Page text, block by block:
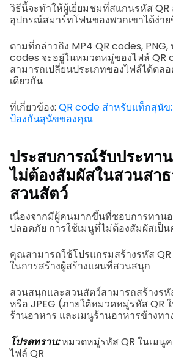
วิธีนี้จะทำให้ผู้เยี่ยมชมที่สแกนรหัส QR
อุปกรณ์สมาร์ทโฟนของพวกเขาได้ง่า
ตามที่กล่าวถึง MP4 QR codes, PNG,
codes จะอยู่ในหมวดหมู่ของไฟล์
สามารถเปลี่ยนประเภทของไฟล์ได้ตล
เดียวกัน
ที่เกี่ยวข้อง: QR code สำหรับแท็กสุนัข
ป้องกันสุนัขของคุณ
ประสบการณ์รับประทา
ไม่ต้องสัมผัสในสวนสา
สวนสัตว์
เนื่องจากมีผู้คนมากขึ้นที่ชอบการทาน
ปลอดภัย การใช้เมนูที่ไม่ต้องสัมผัสเป็
คุณสามารถใช้โปรแกรมสร้างรหัส
ในการสร้างผู้สร้างแผนที่สวนสนุก
สวนสนุกและสวนสัตว์สามารถสร้างรหั
หรือ JPEG (ภายใต้หมวดหมู่รหัส QR
ร้านอาหาร และเมนูร้านอาหารข้างทา
โปรดทราบ:หมวดหมู่รหัส QR ในเมนู
ไฟล์ QR